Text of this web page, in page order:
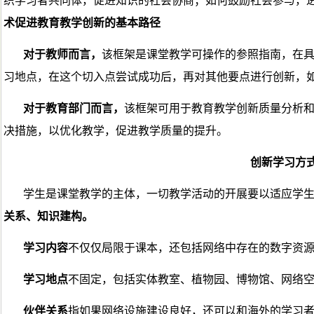
术促进教育教学创新的基本路径
对于教师而言， 该框架是课堂教学可操作的参照指南，在
习地点，在这个切入点尝试成功后，再对其他要点进行创新
对于教育部门而言， 该框架可用于教育教学创新质量分析
决措施，以优化教学，促进教学质量的提升。
创新学习方
学生是课堂教学的主体，一切教学活动的开展要以适应学
关系、知识建构。
学习内容不仅仅局限于课本，还包括网络中存在的数字资
学习地点不固定，包括实体教室、植物园、博物馆、网络
伙伴关系指如果网络设施建设良好，还可以和海外的学习